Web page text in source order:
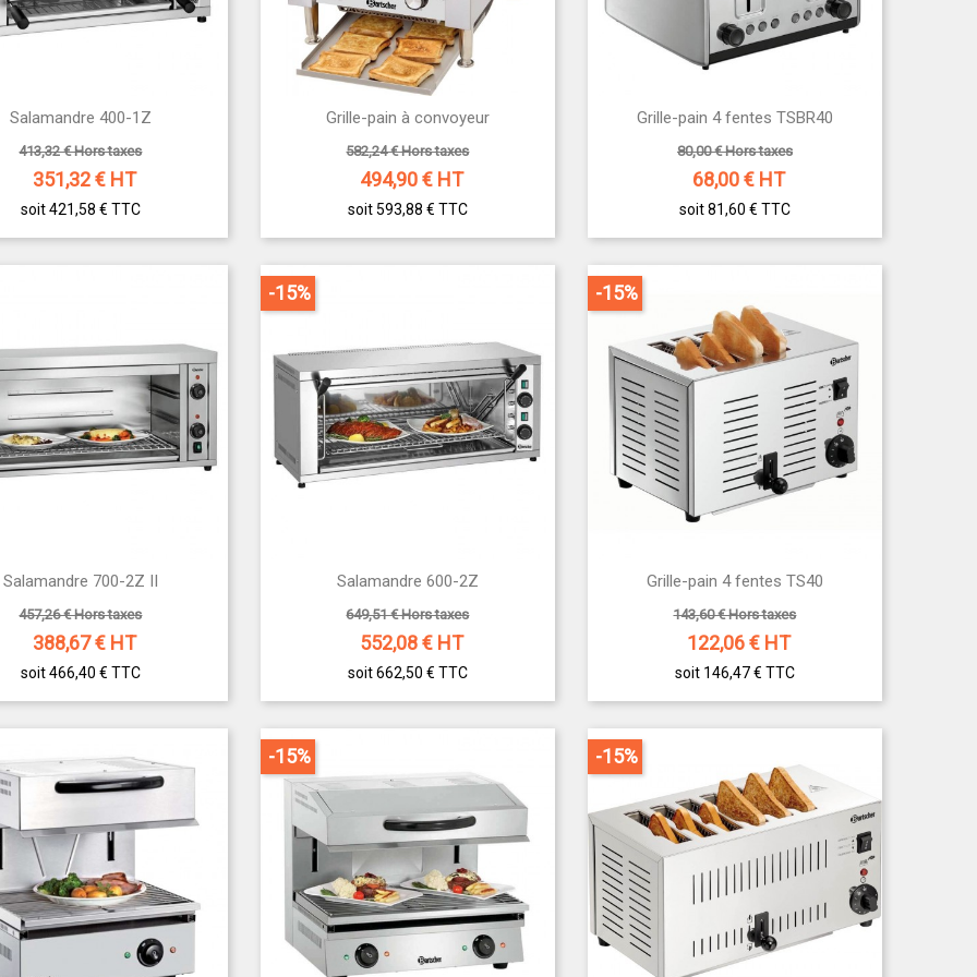
Aperçu rapide
Salamandre 400-1Z
413,32 € Hors taxes
351,32€ HT
soit 421,58 € TTC
Aperçu rapide
Grille-pain à convoyeur
582,24 € Hors taxes
494,90€ HT
soit 593,88 € TTC
Aperçu rapide
Grille-pain 4 fentes TSBR40
80,00 € Hors taxes
68,00€ HT
soit 81,60 € TTC
Aperçu rapide
Salamandre 700-2Z II
457,26 € Hors taxes
388,67€ HT
soit 466,40 € TTC
Aperçu rapide
Salamandre 600-2Z
649,51 € Hors taxes
552,08€ HT
soit 662,50 € TTC
-15%
Aperçu rapide
Grille-pain 4 fentes TS40
143,60 € Hors taxes
122,06€ HT
soit 146,47 € TTC
-15%
-15% -15%